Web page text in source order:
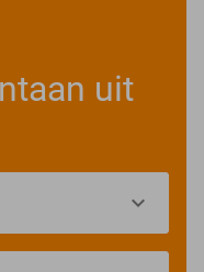
uit